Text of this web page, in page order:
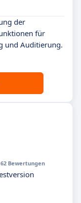
der
für
und Auditierung.
62 Bewertungen